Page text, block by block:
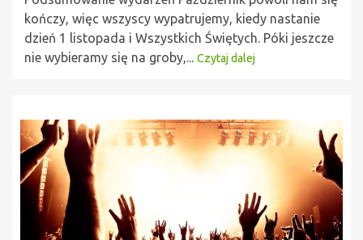
kończy, więc wszyscy wypatrujemy, kiedy nastanie
dzień 1 listopada i Wszystkich Świętych. Póki jeszcze
nie wybieramy się na groby,... Czytaj dalej